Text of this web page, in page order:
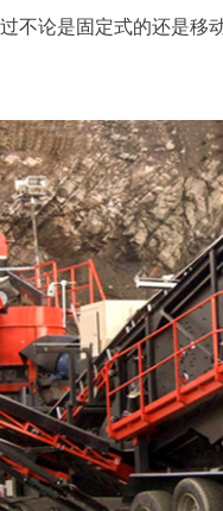
不论是固定式的还是移